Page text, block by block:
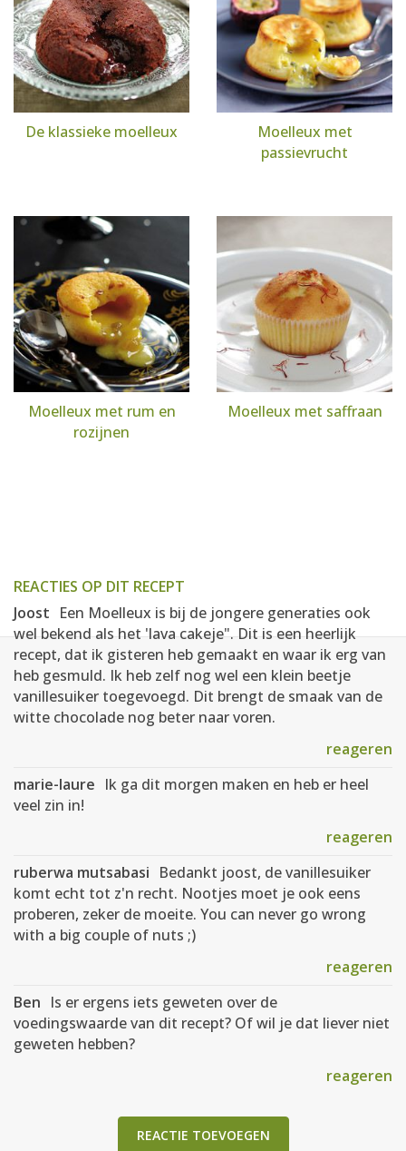
De klassieke moelleux
Moelleux met
passievrucht
Moelleux met rum en
rozijnen
Moelleux met saffraan
REACTIES OP DIT RECEPT
Joost Een Moelleux is bij de jongere generaties ook
wel bekend als het 'lava cakeje". Dit is een heerlijk
recept, dat ik gisteren heb gemaakt en waar ik erg van
heb gesmuld. Ik heb zelf nog wel een klein beetje
vanillesuiker toegevoegd. Dit brengt de smaak van de
witte chocolade nog beter naar voren.
reageren
marie-laure Ik ga dit morgen maken en heb er heel
veel zin in!
reageren
ruberwa mutsabasi Bedankt joost, de vanillesuiker
komt echt tot z'n recht. Nootjes moet je ook eens
proberen, zeker de moeite. You can never go wrong
with a big couple of nuts ;)
reageren
Ben Is er ergens iets geweten over de
voedingswaarde van dit recept? Of wil je dat liever niet
geweten hebben?
reageren
REACTIE TOEVOEGEN